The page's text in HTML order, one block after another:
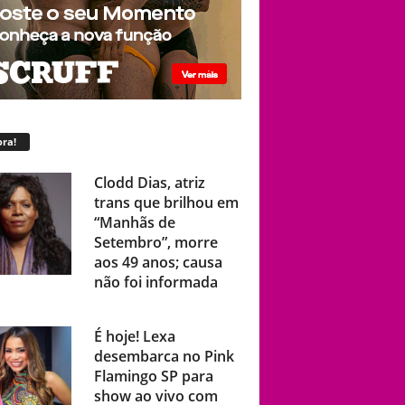
Clodd Dias, atriz
trans que brilhou em
“Manhãs de
Setembro”, morre
aos 49 anos; causa
não foi informada
É hoje! Lexa
desembarca no Pink
Flamingo SP para
show ao vivo com